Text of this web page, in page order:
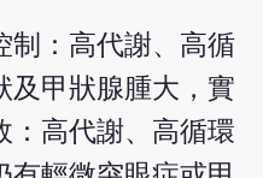
制：高代謝、高循
及甲狀腺腫大，實
：高代謝、高循環